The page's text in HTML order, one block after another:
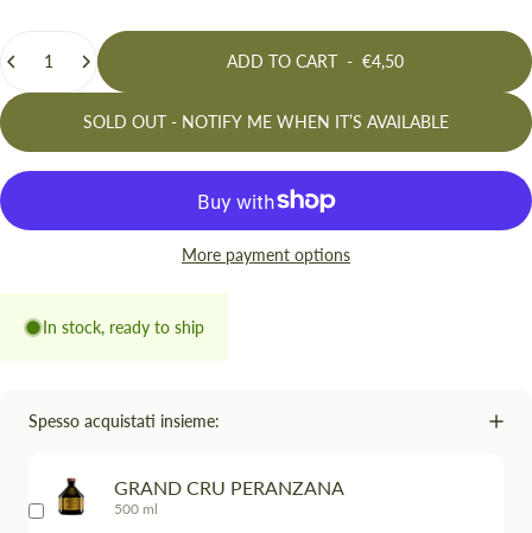
ADD TO CART- €4,50
SOLD OUT - NOTIFY ME WHEN IT’S AVAILABLE
More payment options
In stock, ready to ship
Spesso acquistati insieme:
GRAND CRU PERANZANA
500 ml